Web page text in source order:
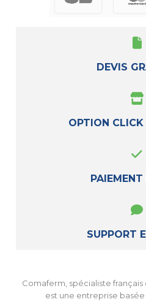
DEVIS
OPTION
PAIEMENT
SUPPORT
Comaferm, spécialiste
est une entreprise basée